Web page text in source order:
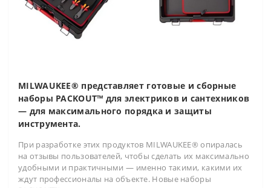
MILWAUKEE® представляет готовые и сборные
наборы PACKOUT™ для электриков и сантехников
— для максимального порядка и защиты
инструмента.
При разработке этих продуктов MILWAUKEE® опиралась
на отзывы пользователей, чтобы сделать их максимально
удобными и практичными — именно такими, какими их
ждут профессионалы на объекте. Новые наборы